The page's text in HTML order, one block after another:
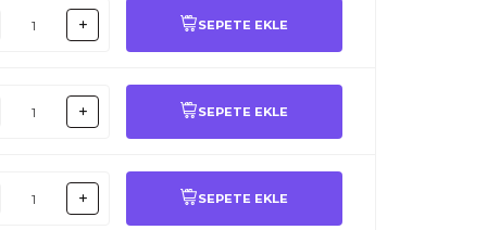
SEPETE EKLE
SEPETE EKLE
SEPETE EKLE